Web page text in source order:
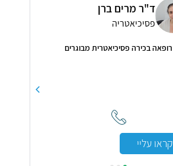
ד"ר מרים ברן
פסיכיאטריה
רופאה בכירה פסיכיאטרית מבוגרים
קראו עליי